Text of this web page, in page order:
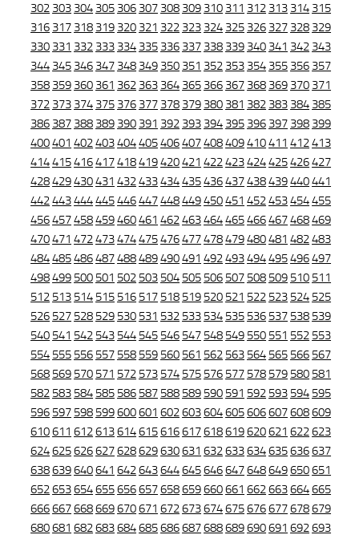
302 303 304 305 306 307 308 309 310 311 312 313 314 315
316 317 318 319 320 321 322 323 324 325 326 327 328 329
330 331 332 333 334 335 336 337 338 339 340 341 342 343
344 345 346 347 348 349 350 351 352 353 354 355 356 357
358 359 360 361 362 363 364 365 366 367 368 369 370 371
372 373 374 375 376 377 378 379 380 381 382 383 384 385
386 387 388 389 390 391 392 393 394 395 396 397 398 399
400401 402403404405406407408409410411 412413
414415416417418419420421 422423424425426427
428429430431 432433434435436437438439440441
442443444445446447448449450451 452453454455
456457458459460461 462463464465466467468469
470471 472473474475476477478479480481 482483
484485486487488489490491 492493494495496497
498499 500 501 502 503 504 505 506 507 508 509 510 511
512 513 514 515 516 517 518 519 520 521 522 523 524 525
526 527 528 529 530 531 532 533 534 535 536 537 538 539
540 541 542 543 544 545 546 547 548 549 550 551 552 553
554 555 556 557 558 559 560 561 562 563 564 565 566 567
568 569 570 571 572 573 574 575 576 577 578 579 580 581
582 583 584 585 586 587 588 589 590 591 592 593 594 595
596 597 598 599600601 602603604605606607608609
610611 612613614615616617618619620621 622623
624625626627628629630631 632633634635636637
638639640641 642643644645646647648649650651
652653654655656657658659660661 662663664665
666667668669670671 672673674675676677678679
680681 682683684685686687688689690691 692693